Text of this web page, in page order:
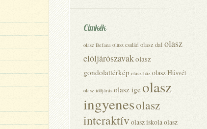
Címkék
olasz Befana olasz család olasz dal olasz
elöljárószavakolasz
gondolattérkép olasz ház olasz Húsvét
olasz időjárás olasz ige olasz
ingyenesolasz
interaktívolasz iskolaolasz